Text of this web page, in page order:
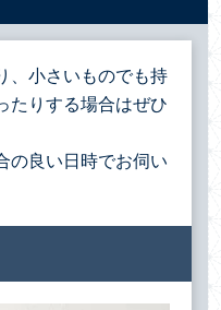
、小さいものでも持
たりする場合はぜひ
の良い日時でお伺い